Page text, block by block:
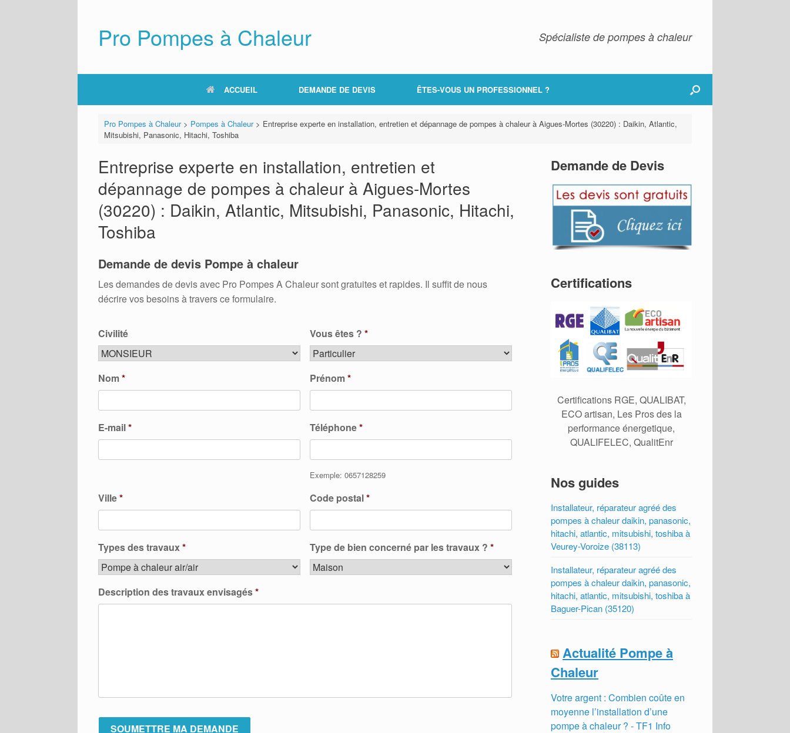
Pro Pompes à Chaleur Spécialiste de pompes à chaleur
ACCUEIL DEMANDE DE DEVIS ÊTES-VOUS UN PROFESSIONNEL ?
Pro Pompes à Chaleur> Pompes à Chaleur> Entreprise experte en installation, entretien et dépannage de pompes à chaleur à Aigues-Mortes (30220) : Daikin, Atlantic,
Mitsubishi, Panasonic, Hitachi, Toshiba
Entreprise experte en installation, entretien et
dépannage de pompes à chaleur à Aigues-Mortes
(30220) : Daikin, Atlantic, Mitsubishi, Panasonic, Hitachi,
Toshiba
Demande de devis Pompe à chaleur
Les demandes de devis avec Pro Pompes A Chaleur sont gratuites et rapides. Il suffit de nous
décrire vos besoins à travers ce formulaire.
Civilité Vous êtes ? *
Nom* Prénom*
E-mail* Téléphone*
Exemple: 0657128259
Ville* Code postal*
Types des travaux* Type de bien concerné par les travaux ? *
Description des travaux envisagés*
Demande de Devis
Certifications
Certifications RGE, QUALIBAT,
ECO artisan, Les Pros des la
performance énergetique,
QUALIFELEC, QualitEnr
Nos guides
Installateur, réparateur agréé des
pompes à chaleur daikin, panasonic,
hitachi, atlantic, mitsubishi, toshiba à
Veurey-Voroize (38113)
Installateur, réparateur agréé des
pompes à chaleur daikin, panasonic,
hitachi, atlantic, mitsubishi, toshiba à
Baguer-Pican (35120)
Actualité Pompe à
Chaleur
Votre argent : Combien coûte en
moyenne l’installation d’une
pompe à chaleur ? - TF1 Info